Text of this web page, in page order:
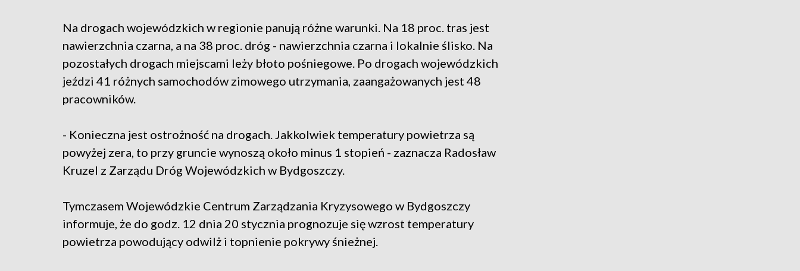
Na drogach wojewódzkich w regionie panują różne warunki. Na 18 proc. tras jest
nawierzchnia czarna, a na 38 proc. dróg - nawierzchnia czarna i lokalnie ślisko. Na
pozostałych drogach miejscami leży błoto pośniegowe. Po drogach wojewódzkich
jeździ 41 różnych samochodów zimowego utrzymania, zaangażowanych jest 48
pracowników.
- Konieczna jest ostrożność na drogach. Jakkolwiek temperatury powietrza są
powyżej zera, to przy gruncie wynoszą około minus 1 stopień - zaznacza Radosław
Kruzel z Zarządu Dróg Wojewódzkich w Bydgoszczy.
Tymczasem Wojewódzkie Centrum Zarządzania Kryzysowego w Bydgoszczy
informuje, że do godz. 12 dnia 20 stycznia prognozuje się wzrost temperatury
powietrza powodujący odwilż i topnienie pokrywy śnieżnej.